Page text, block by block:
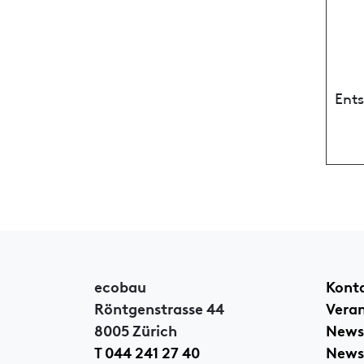
ecobau
Röntgenstrasse 44
8005 Zürich
T 044 241 27 40
News